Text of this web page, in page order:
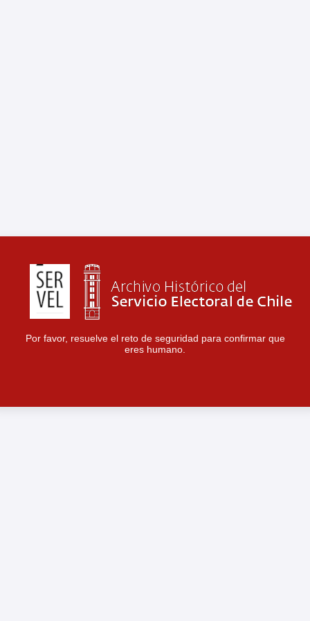
Por favor, resuelve el reto de seguridad para confirmar que
eres humano.